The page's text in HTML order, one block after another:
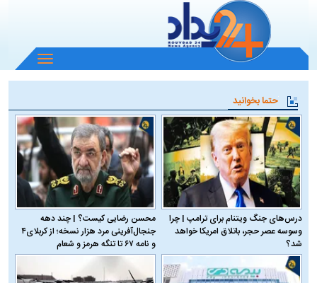
باز
و
منو
حتما بخوانید
درس‌های جنگ ویتنام برای ترامپ | چرا
وسوسه عصر حجر، باتلاق امریکا خواهد
شد؟
محسن رضایی کیست؟ | چند دهه
جنجال‌آفرینی مرد هزار نسخه؛ از کربلای۴
و نامه ۶۷ تا تنگه هرمز و شعام